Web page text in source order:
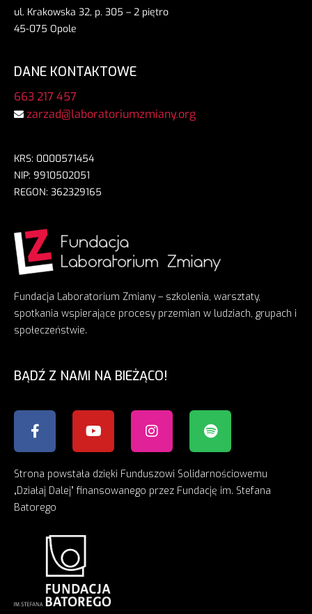
Fundacja Laboratorium Zmiany – szkolenia, warsztaty,
spotkania wspierające procesy przemian w ludziach, grupach i
społeczeństwie.
BĄDŹ Z NAMI NA BIEŻĄCO!
Strona powstała dzięki Funduszowi Solidarnościowemu
„Działaj Dalej” finansowanego przez Fundację im. Stefana
Batorego
ul. Krakowska 32, p. 305 – 2 piętro
45-075 Opole
DANE KONTAKTOWE
663 217 457
zarzad@laboratoriumzmiany.org
KRS: 0000571454
NIP: 9910502051
REGON: 362329165